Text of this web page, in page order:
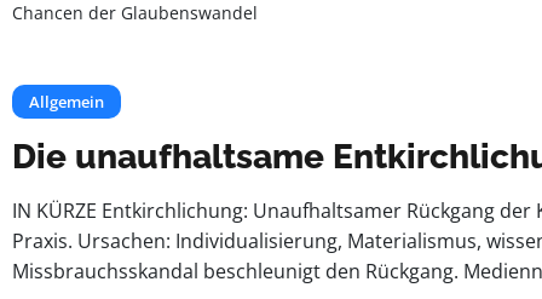
Chancen der Glaubenswandel
Allgemein
Die unaufhaltsame
IN KÜRZE Entkirchlichung: Unaufhaltsamer Rückgang
Praxis. Ursachen: Individualisierung, Materialismus,
Missbrauchsskandal beschleunigt den Rückgang.